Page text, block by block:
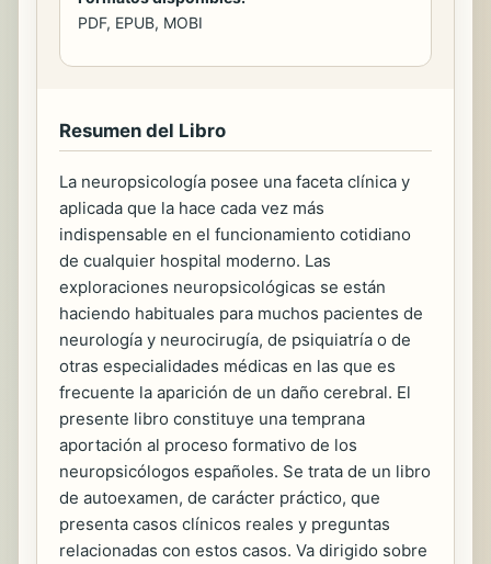
PDF, EPUB, MOBI
Resumen del Libro
La neuropsicología posee una faceta clínica y
aplicada que la hace cada vez más
indispensable en el funcionamiento cotidiano
de cualquier hospital moderno. Las
exploraciones neuropsicológicas se están
haciendo habituales para muchos pacientes de
neurología y neurocirugía, de psiquiatría o de
otras especialidades médicas en las que es
frecuente la aparición de un daño cerebral. El
presente libro constituye una temprana
aportación al proceso formativo de los
neuropsicólogos españoles. Se trata de un libro
de autoexamen, de carácter práctico, que
presenta casos clínicos reales y preguntas
relacionadas con estos casos. Va dirigido sobre